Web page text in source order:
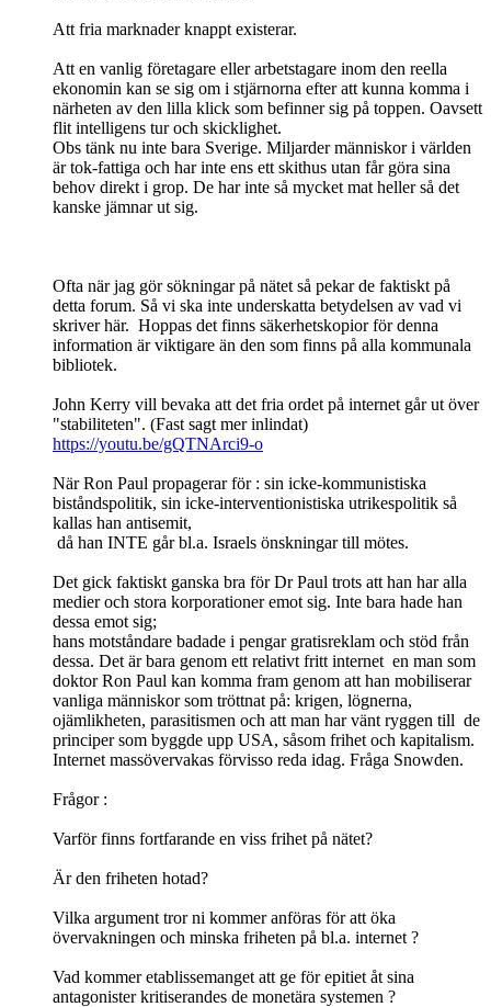
Att fria marknader knappt existerar.
Att en vanlig företagare eller arbetstagare inom den reella
ekonomin kan se sig om i stjärnorna efter att kunna komma i
närheten av den lilla klick som befinner sig på toppen. Oavsett
flit intelligens tur och skicklighet.
Obs tänk nu inte bara Sverige. Miljarder människor i världen
är tok-fattiga och har inte ens ett skithus utan får göra sina
behov direkt i grop. De har inte så mycket mat heller så det
kanske jämnar ut sig.
Ofta när jag gör sökningar på nätet så pekar de faktiskt på
detta forum. Så vi ska inte underskatta betydelsen av vad vi
skriver här. Hoppas det finns säkerhetskopior för denna
information är viktigare än den som finns på alla kommunala
bibliotek.
John Kerry vill bevaka att det fria ordet på internet går ut över
"stabiliteten". (Fast sagt mer inlindat)
https://youtu.be/gQTNArci9-o
När Ron Paul propagerar för : sin icke-kommunistiska
biståndspolitik, sin icke-interventionistiska utrikespolitik så
kallas han antisemit,
då han INTE går bl.a. Israels önskningar till mötes.
Det gick faktiskt ganska bra för Dr Paul trots att han har alla
medier och stora korporationer emot sig. Inte bara hade han
dessa emot sig;
hans motståndare badade i pengar gratisreklam och stöd från
dessa. Det är bara genom ett relativt fritt internet en man som
doktor Ron Paul kan komma fram genom att han mobiliserar
vanliga människor som tröttnat på: krigen, lögnerna,
ojämlikheten, parasitismen och att man har vänt ryggen till de
principer som byggde upp USA, såsom frihet och kapitalism.
Internet massövervakas förvisso reda idag. Fråga Snowden.
Frågor :
Varför finns fortfarande en viss frihet på nätet?
Är den friheten hotad?
Vilka argument tror ni kommer anföras för att öka
övervakningen och minska friheten på bl.a. internet ?
Vad kommer etablissemanget att ge för epitiet åt sina
antagonister kritiserandes de monetära systemen ?